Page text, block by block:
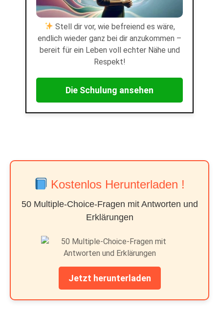
Stell dir vor, wie befreiend es wäre,
endlich wieder ganz bei dir anzukommen –
bereit für ein Leben voll echter Nähe und
Respekt!
Die Schulung ansehen
Kostenlos Herunterladen !
50 Multiple-Choice-Fragen mit Antworten und
Erklärungen
Jetzt herunterladen